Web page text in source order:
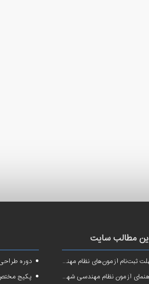
مطالب سایت
آزمون‌های نظام مهندسی سال ۱۴۰۱
آزمون نظام مهندسی شهریور ۱۴۰۱
دوره طراحی و
پکیج مختص